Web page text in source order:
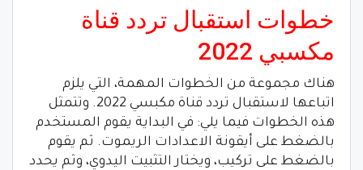
خطوات استقبال تردد قناة
مكسبي 2022
هناك مجموعة من الخطوات المهمة، التي يلزم
اتباعها لاستقبال تردد قناة مكبسي 2022. وتتمثل
هذه الخطوات فيما يلي: في البداية يقوم المستخدم
بالضغط على أيقونة الاعدادات الريموت. ثم يقوم
بالضغط على تركيب، ويختار التثبيت اليدوي، وثم يحدد